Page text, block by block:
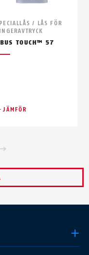
/ LÅS FÖR
TOUCH™ 57
JÄMFÖR